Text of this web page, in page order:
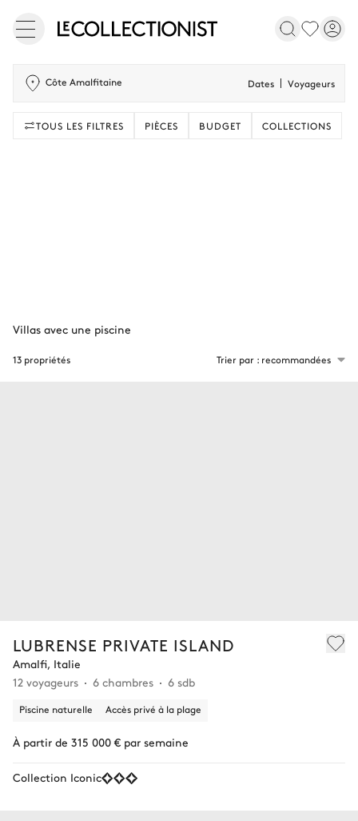
Côte Amalfitaine Dates Voyageurs
TOUS LES FILTRES PIÈCES BUDGET COLLECTIONS
LUBRENSE PRIVATE ISLAND
Amalfi, Italie
12 voyageurs
6 chambres 6 sdb
Piscine naturelle Accès privé à la plage
À partir de 315 000 € par semaine
Collection Iconic
13 propriétés Trier par : recommandées
Villas avec une piscine